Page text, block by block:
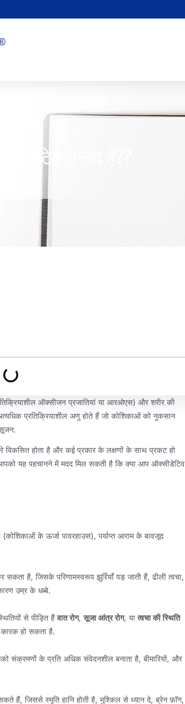
तनाव है??
ऑक्सीजन प्रजातियां या आरओएस) और शरीर की
प्रतिक्रियाशील अणु होते हैं जो कोशिकाओं को नुकसान
विकसित होता है और कई प्रकार के लक्षणों के साथ प्रकट हो
यह पहचानने में मदद मिल सकती है कि क्या आप ऑक्सीडेटिव
के ऊर्जा पावरहाउस), पर्याप्त आराम के बावजूद
है, जिसके परिणामस्वरूप झुर्रियाँ पड़ जाती हैं, ढीली त्वचा,
उम्र के धब्बे.
से पीड़ित हैंवात रोग,सूजा आंत्र रोग, यात्वचा की स्थिति
कारक हो सकता है.
संक्रमणों के प्रति अधिक संवेदनशील बनाता है, बीमारियों, और
हैं, जिससे स्मृति हानि होती है, मुश्किल से ध्यान दे, ब्रेन फ़ॉग,